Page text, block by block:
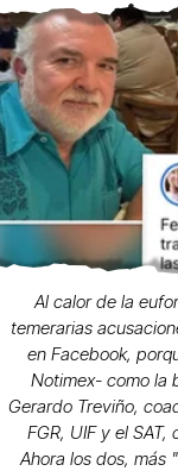
Al calor de la
temerarias
en Facebook,
Notimex- como la
Gerardo Treviño,
FGR, UIF y el
Ahora los dos, más